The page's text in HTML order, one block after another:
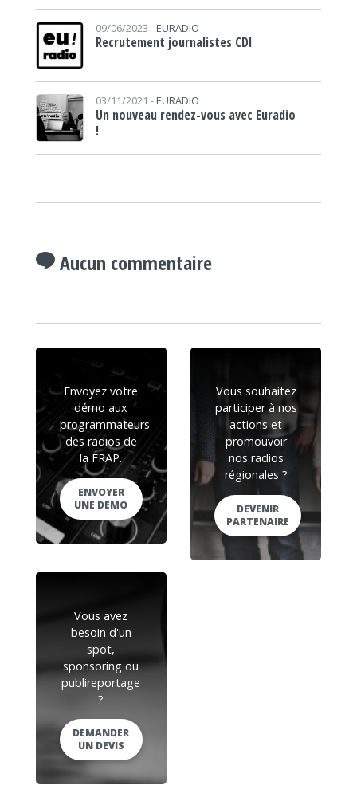
09/06/2023 - EURADIO
Recrutement journalistes CDI
03/11/2021 - EURADIO
Un nouveau rendez-vous avec Euradio
!
Aucun commentaire
Envoyez votre
démo aux
programmateurs
des radios de
la FRAP.
ENVOYER
UNE DEMO
Vous souhaitez
participer à nos
actions et
promouvoir
nos radios
régionales ?
DEVENIR
PARTENAIRE
Vous avez
besoin d'un
spot,
sponsoring ou
publireportage
?
DEMANDER
UN DEVIS